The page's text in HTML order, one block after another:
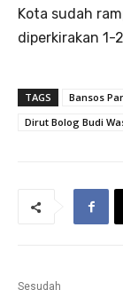
Kota sudah
diperkirakan 1-
TAGS Bansos
Dirut Bolog Budi
Sesudah